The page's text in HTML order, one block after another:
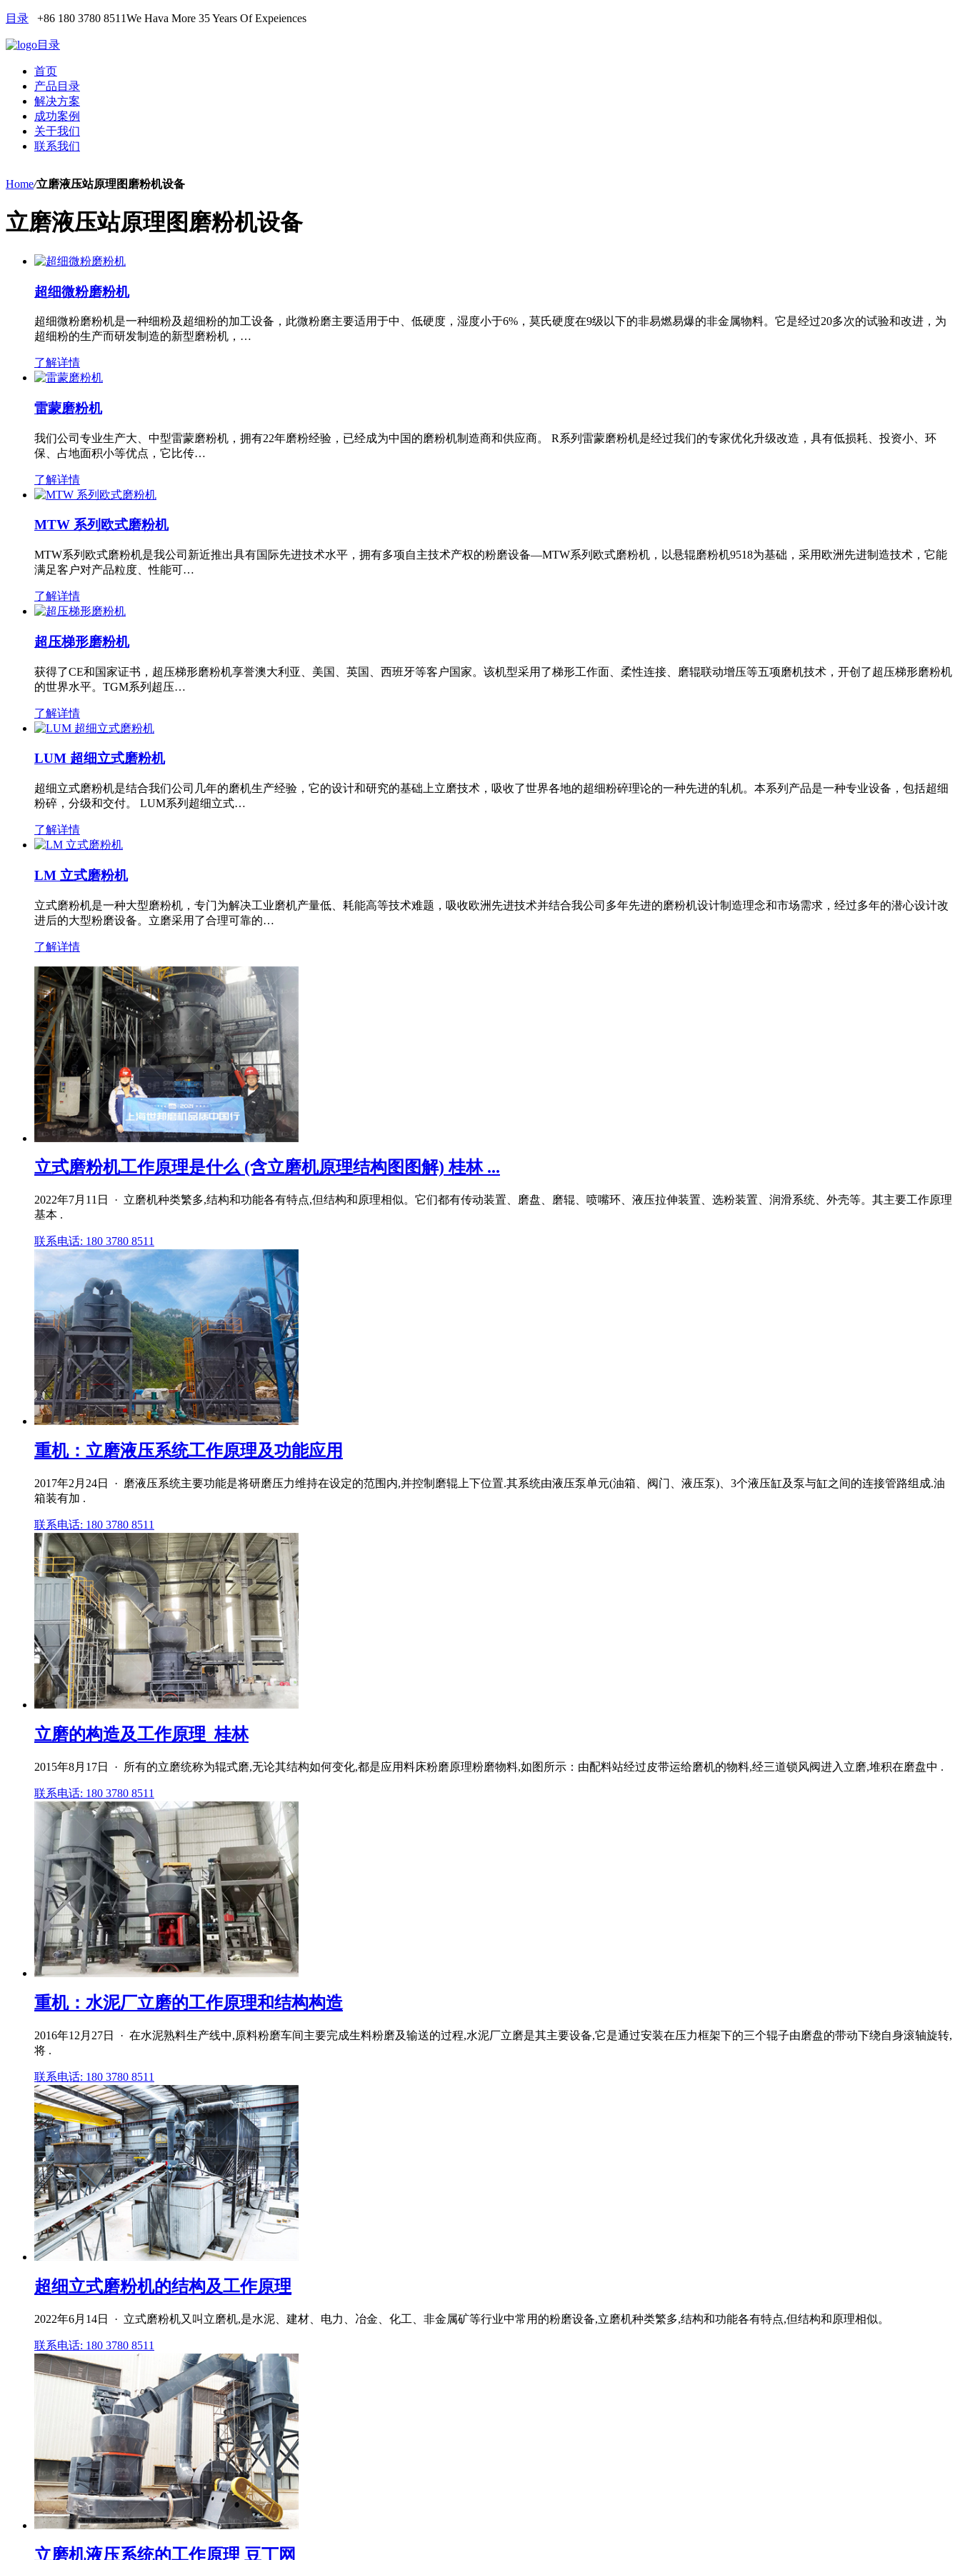
目录 +86 180 3780 8511We Hava More 35 Years Of Expeiences
目录
首页
产品目录
解决方案
成功案例
关于我们
联系我们
Home/立磨液压站原理图磨粉机设备
立磨液压站原理图磨粉机设备
超细微粉磨粉机
超细微粉磨粉机是一种细粉及超细粉的加工设备，此微粉磨主要适用于中、低硬度，湿度小于6%，莫氏硬度在9级以下的非易燃易爆的非金属物料。它是经过20多次的试验和改进，为
超细粉的生产而研发制造的新型磨粉机，…
了解详情
雷蒙磨粉机
我们公司专业生产大、中型雷蒙磨粉机，拥有22年磨粉经验，已经成为中国的磨粉机制造商和供应商。 R系列雷蒙磨粉机是经过我们的专家优化升级改造，具有低损耗、投资小、环
保、占地面积小等优点，它比传…
了解详情
MTW 系列欧式磨粉机
MTW系列欧式磨粉机是我公司新近推出具有国际先进技术水平，拥有多项自主技术产权的粉磨设备—MTW系列欧式磨粉机，以悬辊磨粉机9518为基础，采用欧洲先进制造技术，它能
满足客户对产品粒度、性能可…
了解详情
超压梯形磨粉机
获得了CE和国家证书，超压梯形磨粉机享誉澳大利亚、美国、英国、西班牙等客户国家。该机型采用了梯形工作面、柔性连接、磨辊联动增压等五项磨机技术，开创了超压梯形磨粉机
的世界水平。TGM系列超压…
了解详情
LUM 超细立式磨粉机
超细立式磨粉机是结合我们公司几年的磨机生产经验，它的设计和研究的基础上立磨技术，吸收了世界各地的超细粉碎理论的一种先进的轧机。本系列产品是一种专业设备，包括超细
粉碎，分级和交付。 LUM系列超细立式…
了解详情
LM 立式磨粉机
立式磨粉机是一种大型磨粉机，专门为解决工业磨机产量低、耗能高等技术难题，吸收欧洲先进技术并结合我公司多年先进的磨粉机设计制造理念和市场需求，经过多年的潜心设计改
进后的大型粉磨设备。立磨采用了合理可靠的…
了解详情
立式磨粉机工作原理是什么 (含立磨机原理结构图图解) 桂林 ...
2022年7月11日 · 立磨机种类繁多,结构和功能各有特点,但结构和原理相似。它们都有传动装置、磨盘、磨辊、喷嘴环、液压拉伸装置、选粉装置、润滑系统、外壳等。其主要工作原理
基本 .
联系电话: 180 3780 8511
重机：立磨液压系统工作原理及功能应用
2017年2月24日 · 磨液压系统主要功能是将研磨压力维持在设定的范围内,并控制磨辊上下位置.其系统由液压泵单元(油箱、阀门、液压泵)、3个液压缸及泵与缸之间的连接管路组成.油
箱装有加 .
联系电话: 180 3780 8511
立磨的构造及工作原理_桂林
2015年8月17日 · 所有的立磨统称为辊式磨,无论其结构如何变化,都是应用料床粉磨原理粉磨物料,如图所示：由配料站经过皮带运给磨机的物料,经三道锁风阀进入立磨,堆积在磨盘中 .
联系电话: 180 3780 8511
重机：水泥厂立磨的工作原理和结构构造
2016年12月27日 · 在水泥熟料生产线中,原料粉磨车间主要完成生料粉磨及输送的过程,水泥厂立磨是其主要设备,它是通过安装在压力框架下的三个辊子由磨盘的带动下绕自身滚轴旋转,
将 .
联系电话: 180 3780 8511
超细立式磨粉机的结构及工作原理
2022年6月14日 · 立式磨粉机又叫立磨机,是水泥、建材、电力、冶金、化工、非金属矿等行业中常用的粉磨设备,立磨机种类繁多,结构和功能各有特点,但结构和原理相似。
联系电话: 180 3780 8511
立磨机液压系统的工作原理 豆丁网